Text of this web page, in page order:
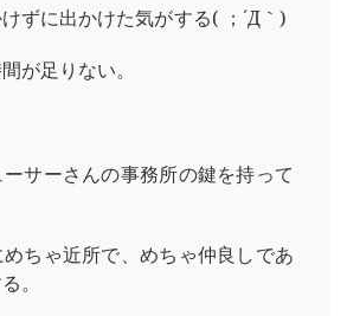
ずに出かけた気がする( ；´Д｀)
が足りない。
サーさんの事務所の鍵を持って
ちゃ近所で、めちゃ仲良しであ
。